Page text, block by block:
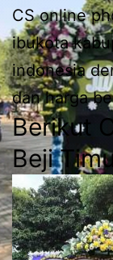
CS online
ibukota
indonesia
dan harga
Berikut
Beji